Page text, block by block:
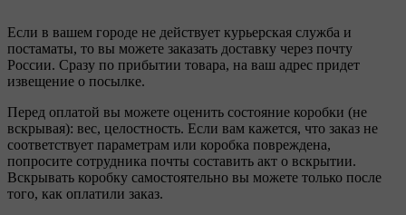
Если в вашем городе не действует курьерская служба и
постаматы, то вы можете заказать доставку через почту
России. Сразу по прибытии товара, на ваш адрес придет
извещение о посылке.
Перед оплатой вы можете оценить состояние коробки (не
вскрывая): вес, целостность. Если вам кажется, что заказ не
соответствует параметрам или коробка повреждена,
попросите сотрудника почты составить акт о вскрытии.
Вскрывать коробку самостоятельно вы можете только после
того, как оплатили заказ.